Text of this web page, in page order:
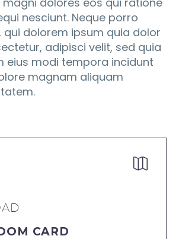
nesciunt. Neque porro
qui dolorem ipsum quia dolor
adipisci velit, sed quia
eius modi tempora incidunt
magnam aliquam


CARD